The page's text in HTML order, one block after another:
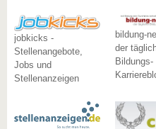
jobkicks -
Stellenangebote,
Jobs und
Stellenanzeigen
bildung-
der
Bildungs-